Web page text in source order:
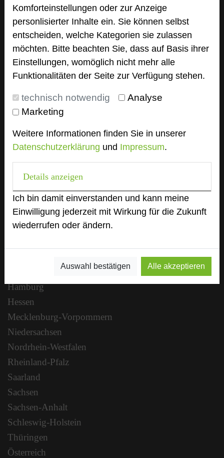
Komforteinstellungen oder zur Anzeige
personlisierter Inhalte ein. Sie können selbst
entscheiden, welche Kategorien sie zulassen
möchten. Bitte beachten Sie, dass auf Basis ihrer
Einstellungen, womöglich nicht mehr alle
Funktionalitäten der Seite zur Verfügung stehen.
technisch notwendig
Analyse
Marketing
Weitere Informationen finden Sie in unserer
Datenschutzerklärung und Impressum.
Details anzeigen
Ich bin damit einverstanden und kann meine
Einwilligung jederzeit mit Wirkung für die Zukunft
wiederrufen oder ändern.
Auswahl bestätigen Alle akzeptieren
Ansprechpartner
Kontakt
Alle Informationen
Bewerbung zur Neuaufnahme
Top 250 Germany Inside
MICE Start
Login
Alle Informationen
Beliebte Suchlisten
Baden-Württemberg
Bayern
Hamburg
Hessen
Mecklenburg-Vorpommern
Niedersachsen
Nordrhein-Westfalen
Rheinland-Pfalz
Saarland
Sachsen
Sachsen-Anhalt
Schleswig-Holstein
Thüringen
Österreich